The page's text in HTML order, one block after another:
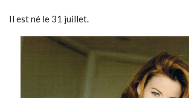
Il est né le 31 juillet.